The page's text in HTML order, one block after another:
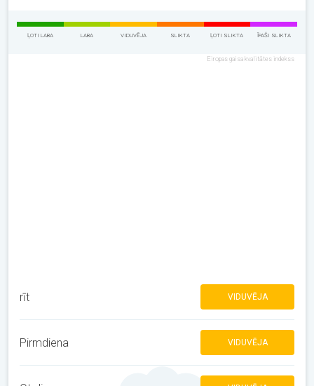
ĻOTI LABA LABA VIDUVĒJA SLIKTA ĻOTI SLIKTA ĪPAŠI SLIKTA
Eiropas gaisa kvalitātes indekss
rīt VIDUVĒJA
Pirmdiena VIDUVĒJA